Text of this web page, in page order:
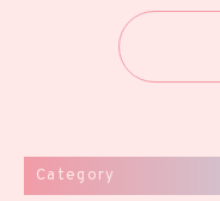
Category